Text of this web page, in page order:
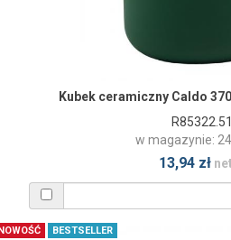
Kubek ceramiczny Caldo
R85322.51
w magazynie:
13,94 zł
BESTSELLER